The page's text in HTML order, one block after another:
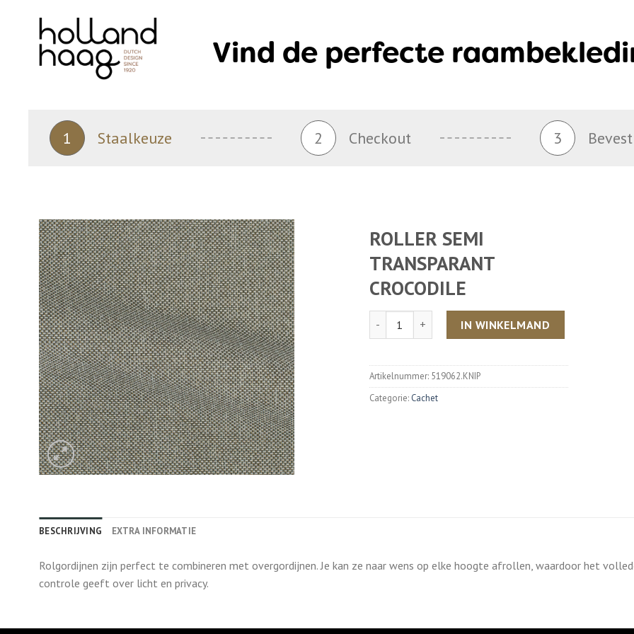
Vind de perfecte
1 Staalkeuze 2 Checkout 3
ROLLER SEMI
TRANSPARANT
CROCODILE
IN WINKELMAND
Artikelnummer: 519062.KNIP
Categorie: Cachet
BESCHRIJVING EXTRA INFORMATIE
Rolgordijnen zijn perfect te combineren met overgordijnen. Je kan ze naar wens op elke hoogte afrollen, waardoor het
controle geeft over licht en privacy.